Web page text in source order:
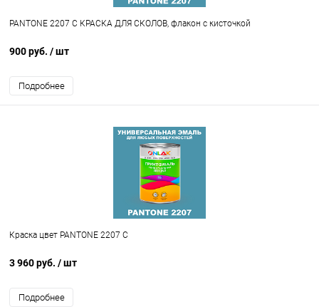
PANTONE 2207 C КРАСКА ДЛЯ СКОЛОВ, флакон с кисточкой
900 руб. / шт
Подробнее
Краска цвет PANTONE 2207 C
3 960 руб. / шт
Подробнее